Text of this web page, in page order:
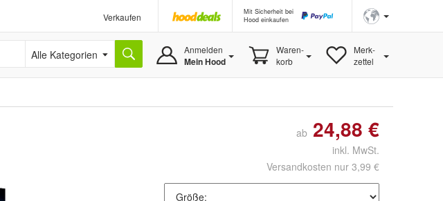
Verkaufen
Mit Sicherheit bei
Hood einkaufen
Alle Kategorien Anmelden
Mein Hood
Waren-
korb
Merk-
zettel
ab 24,88 €
inkl. MwSt.
Versandkosten nur 3,99 €